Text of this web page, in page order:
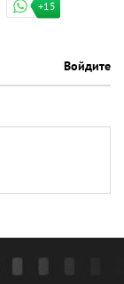
+15
Войдите